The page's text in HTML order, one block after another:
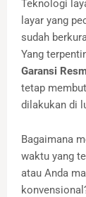
Teknologi
layar yang
sudah
Yang
Garansi
tetap
dilakukan di
Bagaimana
waktu yang
atau Anda